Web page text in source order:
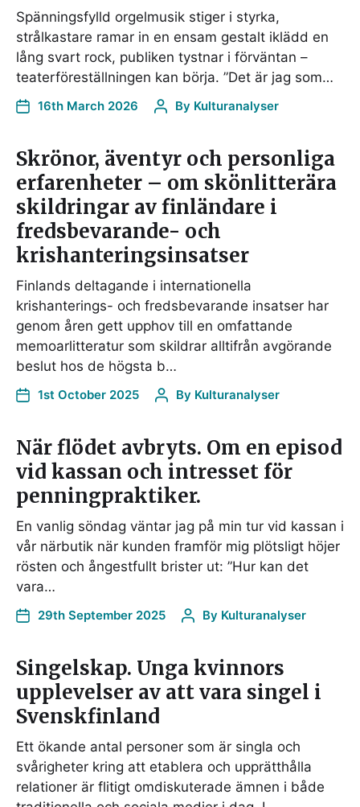
Spänningsfylld orgelmusik stiger i styrka,
strålkastare ramar in en ensam gestalt iklädd en
lång svart rock, publiken tystnar i förväntan –
teaterföreställningen kan börja. ”Det är jag som…
16th March 2026 By Kulturanalyser
Skrönor, äventyr och personliga
erfarenheter – om skönlitterära
skildringar av finländare i
fredsbevarande- och
krishanteringsinsatser
Finlands deltagande i internationella
krishanterings- och fredsbevarande insatser har
genom åren gett upphov till en omfattande
memoarlitteratur som skildrar alltifrån avgörande
beslut hos de högsta b…
1st October 2025 By Kulturanalyser
När flödet avbryts. Om en episod
vid kassan och intresset för
penningpraktiker.
En vanlig söndag väntar jag på min tur vid kassan i
vår närbutik när kunden framför mig plötsligt höjer
rösten och ångestfullt brister ut: ”Hur kan det
vara…
29th September 2025 By Kulturanalyser
Singelskap. Unga kvinnors
upplevelser av att vara singel i
Svenskfinland
Ett ökande antal personer som är singla och
svårigheter kring att etablera och upprätthålla
relationer är flitigt omdiskuterade ämnen i både